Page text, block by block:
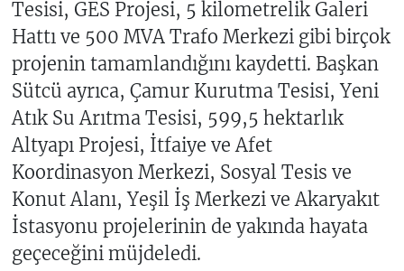
Tesisi, GES Projesi, 5 kilometrelik Galeri
Hattı ve 500 MVA Trafo Merkezi gibi birçok
projenin tamamlandığını kaydetti. Başkan
Sütcü ayrıca, Çamur Kurutma Tesisi, Yeni
Atık Su Arıtma Tesisi, 599,5 hektarlık
Altyapı Projesi, İtfaiye ve Afet
Koordinasyon Merkezi, Sosyal Tesis ve
Konut Alanı, Yeşil İş Merkezi ve Akaryakıt
İstasyonu projelerinin de yakında hayata
geçeceğini müjdeledi.